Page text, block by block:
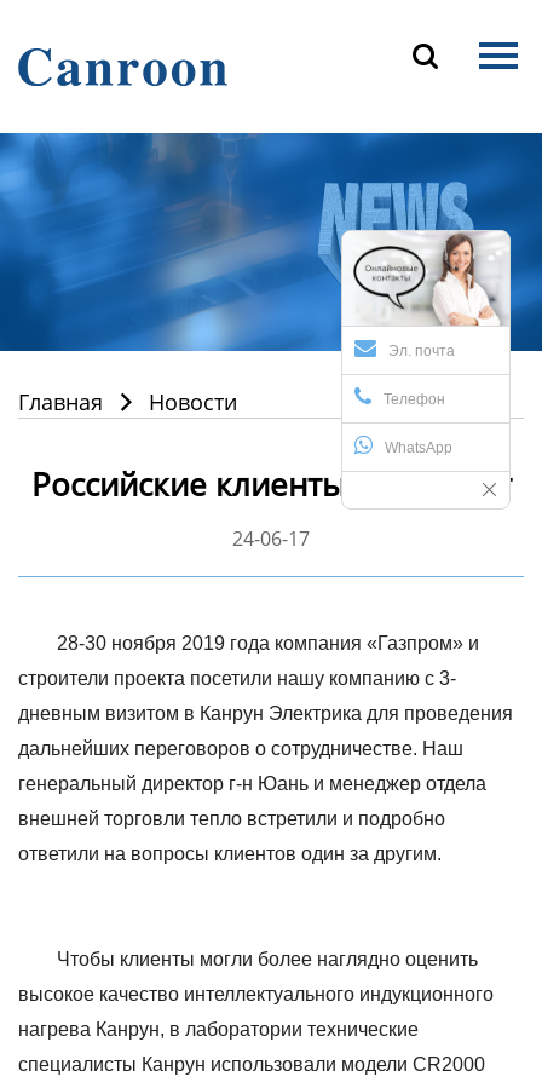

Продукция
О Нас
Контакты
Эл. почта
Телефон
WhatsApp
Главная  Новости
Российские клиенты посещают
24-06-17
28-30 ноября 2019 года компания «Газпром» и
строители проекта посетили нашу компанию с 3-
дневным визитом в Канрун Электрика для проведения
дальнейших переговоров о сотрудничестве. Наш
генеральный директор г-н Юань и менеджер отдела
внешней торговли тепло встретили и подробно
ответили на вопросы клиентов один за другим.
Чтобы клиенты могли более наглядно оценить
высокое качество интеллектуального индукционного
нагрева Канрун, в лаборатории технические
специалисты Канрун использовали модели CR2000